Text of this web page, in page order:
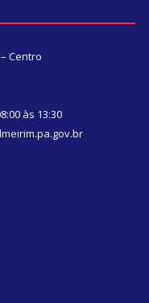
Centro
às 13:30